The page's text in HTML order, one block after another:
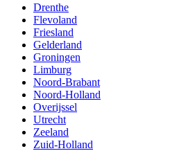
Drenthe
Flevoland
Friesland
Gelderland
Groningen
Limburg
Noord-Brabant
Noord-Holland
Overijssel
Utrecht
Zeeland
Zuid-Holland